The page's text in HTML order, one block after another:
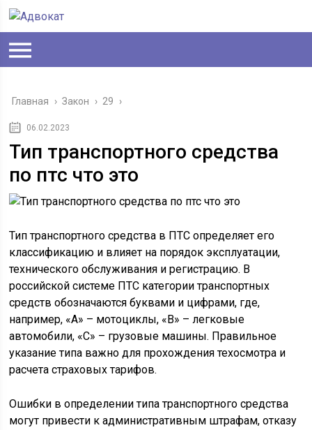
Главная › Закон › 29 ›
06.02.2023
Тип транспортного средства
по птс что это
Тип транспортного средства в ПТС определяет его
классификацию и влияет на порядок эксплуатации,
технического обслуживания и регистрацию. В
российской системе ПТС категории транспортных
средств обозначаются буквами и цифрами, где,
например, «A» – мотоциклы, «B» – легковые
автомобили, «C» – грузовые машины. Правильное
указание типа важно для прохождения техосмотра и
расчета страховых тарифов.
Ошибки в определении типа транспортного средства
могут привести к административным штрафам, отказу